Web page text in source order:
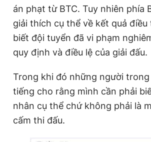
án phạt từ BTC. Tuy nhiên phía
giải thích cụ thể về kết quả điều
biết đội tuyển đã vi phạm
quy định và điều lệ của giải đấu.
Trong khi đó những người trong
tiếng cho rằng mình cần phải
nhân cụ thể chứ không phải là
cấm thi đấu.